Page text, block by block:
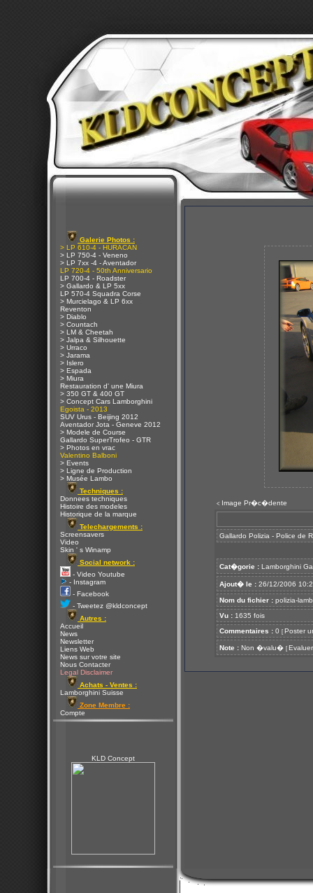
Galerie Photos :
> LP 610-4 - HURACAN
> LP 750-4 - Veneno
> LP 7xx -4 - Aventador
LP 720-4 - 50th Anniversario
LP 700-4 - Roadster
> Gallardo & LP 5xx
LP 570-4 Squadra Corse
> Murcielago & LP 6xx
Reventon
> Diablo
> Countach
> LM & Cheetah
> Jalpa & Silhouette
> Urraco
> Jarama
> Islero
> Espada
> Miura
Restauration d' une Miura
> 350 GT & 400 GT
> Concept Cars Lamborghini
Egoista - 2013
SUV Urus - Beijing 2012
Aventador Jota - Geneve 2012
> Modele de Course
Gallardo SuperTrofeo - GTR
> Photos en vrac
Valentino Balboni
> Events
> Ligne de Production
> Musée Lambo
Techniques :
Donnees techniques
Histoire des modeles
Historique de la marque
Telechargements :
Screensavers
Video
Skin ' s Winamp
Social network :
- Video Youtube
- Instagram
- Facebook
- Tweetez @kldconcept
Autres :
Accueil
News
Newsletter
Liens Web
News sur votre site
Nous Contacter
Legal Disclaimer
Achats - Ventes :
Lamborghini Suisse
Zone Membre :
Compte
KLD Concept
< Image Pr�c�dente
Gallardo Polizia - Police de
Cat�gorie : Lamborghini
Ajout� le : 26/12/2006
Nom du fichier : polizia-
Vu : 1635 fois
Commentaires : 0 [ Poster
Note : Non �valu� [ Evaluer